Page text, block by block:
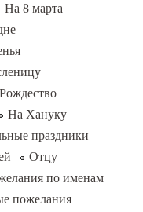
На 8 марта
На Хануку
праздники
Отцу
по именам
пожелания